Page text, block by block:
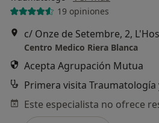
19 opiniones
Centro Medico Riera Blanca
Acepta Agrupación Mutua
Primera visita